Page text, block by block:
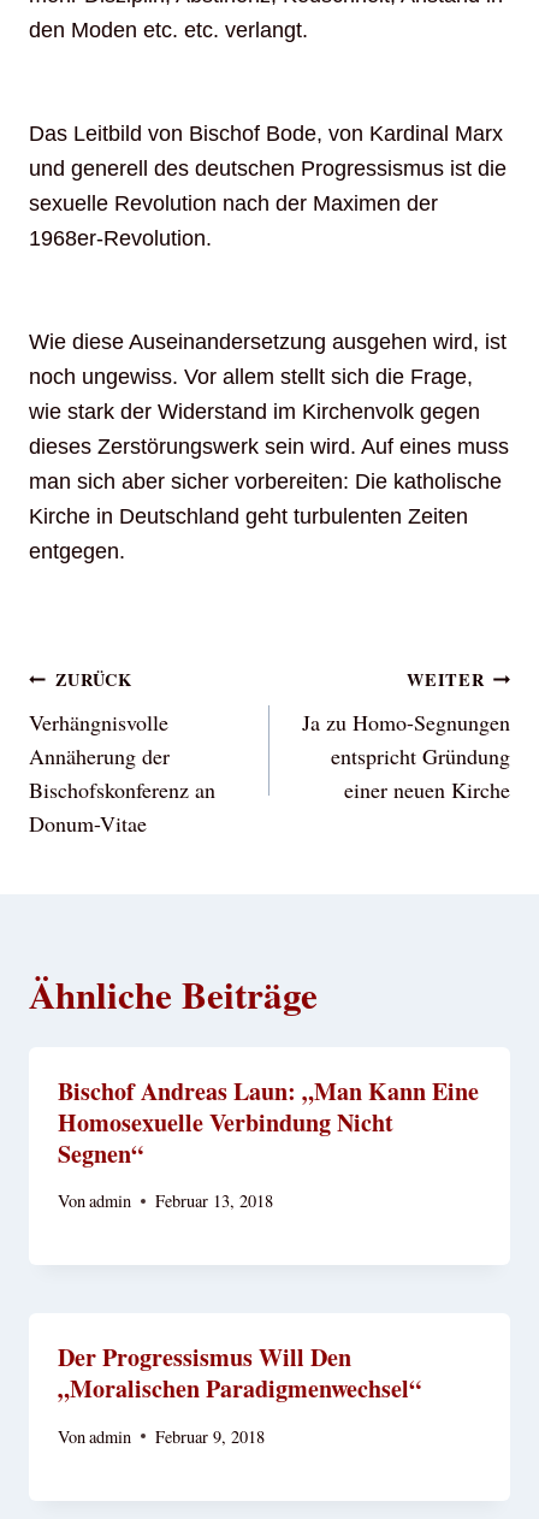
den Moden etc. etc. verlangt.
Das Leitbild von Bischof Bode, von Kardinal Marx
und generell des deutschen Progressismus ist die
sexuelle Revolution nach der Maximen der
1968er-Revolution.
Wie diese Auseinandersetzung ausgehen wird, ist
noch ungewiss. Vor allem stellt sich die Frage,
wie stark der Widerstand im Kirchenvolk gegen
dieses Zerstörungswerk sein wird. Auf eines muss
man sich aber sicher vorbereiten: Die katholische
Kirche in Deutschland geht turbulenten Zeiten
entgegen.
Beitragsnavigation
ZURÜCK
Verhängnisvolle
Annäherung der
Bischofskonferenz an
Donum-Vitae
WEITER
Ja zu Homo-Segnungen
entspricht Gründung
einer neuen Kirche
Ähnliche Beiträge
Bischof Andreas Laun: „Man Kann Eine
Homosexuelle Verbindung Nicht
Segnen“
Vonadmin Februar 13, 2018
Der Progressismus Will Den
„moralischen Paradigmenwechsel“
Vonadmin Februar 9, 2018